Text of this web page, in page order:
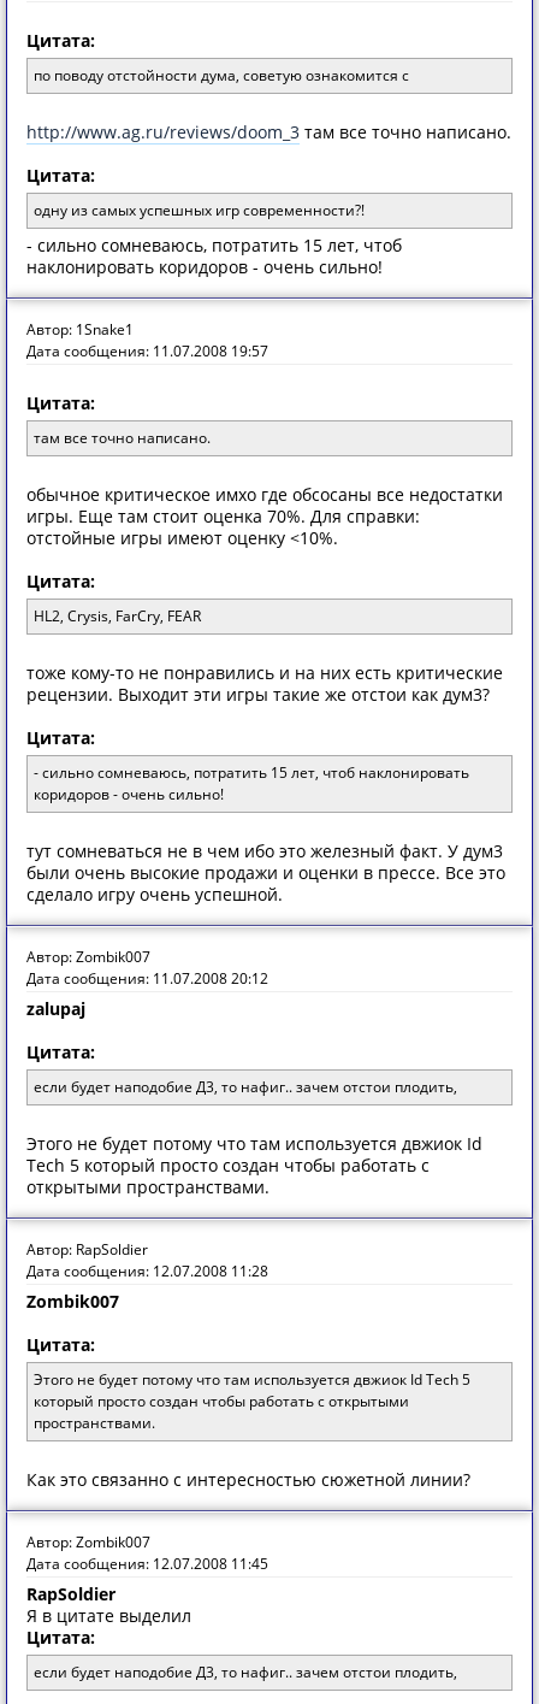
Цитата:
по поводу отстойности дума, советую ознакомится с
http://www.ag.ru/reviews/doom_3 там все точно написано.
Цитата:
одну из самых успешных игр современности?!
- сильно сомневаюсь, потратить 15 лет, чтоб
наклонировать коридоров - очень сильно!
Автор: 1Snake1
Дата сообщения: 11.07.2008 19:57
Цитата:
там все точно написано.
обычное критическое имхо где обсосаны все недостатки
игры. Еще там стоит оценка 70%. Для справки:
отстойные игры имеют оценку <10%.
Цитата:
HL2, Crysis, FarCry, FEAR
тоже кому-то не понравились и на них есть критические
рецензии. Выходит эти игры такие же отстои как дум3?
Цитата:
- сильно сомневаюсь, потратить 15 лет, чтоб наклонировать
коридоров - очень сильно!
тут сомневаться не в чем ибо это железный факт. У дум3
были очень высокие продажи и оценки в прессе. Все это
сделало игру очень успешной.
Автор: Zombik007
Дата сообщения: 11.07.2008 20:12
zalupaj
Цитата:
если будет наподобие Д3, то нафиг.. зачем отстои плодить,
Этого не будет потому что там используется двжиок Id
Tech 5 который просто создан чтобы работать с
открытыми пространствами.
Автор: RapSoldier
Дата сообщения: 12.07.2008 11:28
Zombik007
Цитата:
Этого не будет потому что там используется двжиок Id Tech 5
который просто создан чтобы работать с открытыми
пространствами.
Как это связанно с интересностью сюжетной линии?
Автор: Zombik007
Дата сообщения: 12.07.2008 11:45
RapSoldier
Я в цитате выделил
Цитата:
если будет наподобие Д3, то нафиг.. зачем отстои плодить,